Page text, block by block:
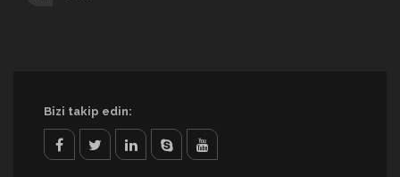
Bizi takip edin: